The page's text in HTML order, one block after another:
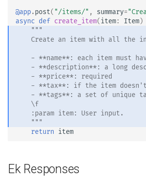
@app.post( "/items/" , summary=
async def create_item(item: Item)
"""
Create an item with all the
- **name**: each item must
- **description**: a long
    - **price**: required
- **tax**: if the item
- **tags**: a set of unique
    \f
    :param item: User input.
    """
return item
Ek Responses